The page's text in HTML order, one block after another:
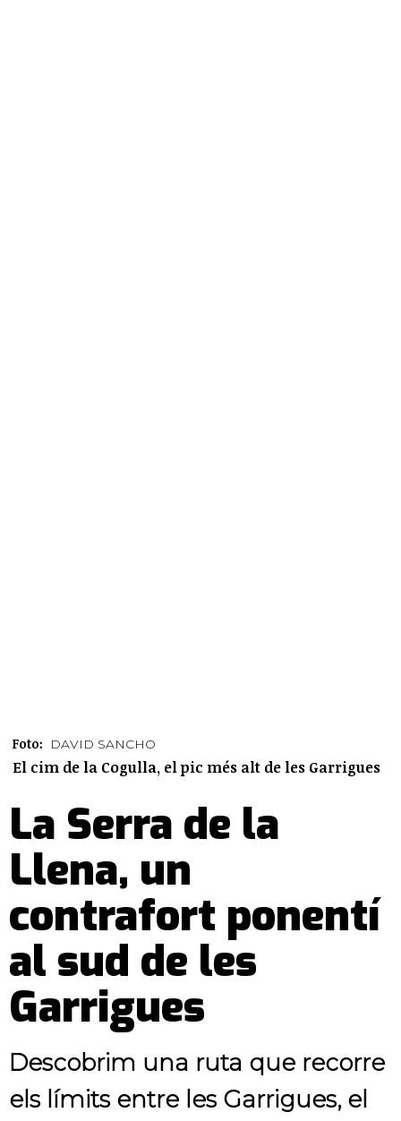
Foto: DAVID SANCHO
El cim de la Cogulla, el pic més alt de les Garrigues
La Serra de la
Llena, un
contrafort ponentí
al sud de les
Garrigues
Descobrim una ruta que recorre
els límits entre les Garrigues, el